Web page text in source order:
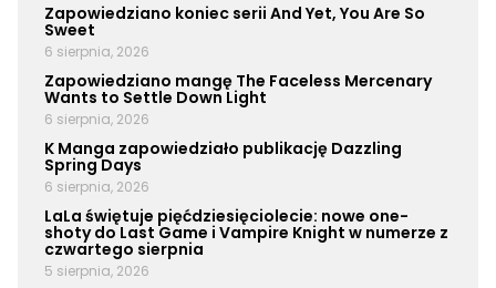
Zapowiedziano koniec serii And Yet, You Are So
Sweet
6 sierpnia, 2026
Zapowiedziano mangę The Faceless Mercenary
Wants to Settle Down Light
6 sierpnia, 2026
K Manga zapowiedziało publikację Dazzling
Spring Days
6 sierpnia, 2026
LaLa świętuje pięćdziesięciolecie: nowe one-
shoty do Last Game i Vampire Knight w numerze z
czwartego sierpnia
5 sierpnia, 2026